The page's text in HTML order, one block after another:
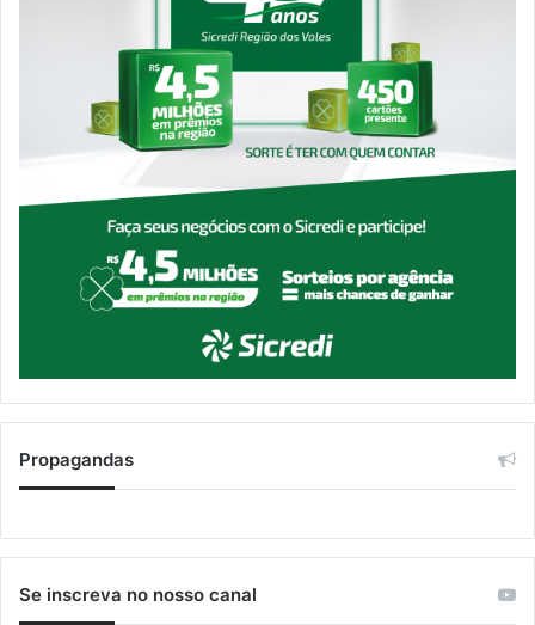
Propagandas
Se inscreva no nosso canal